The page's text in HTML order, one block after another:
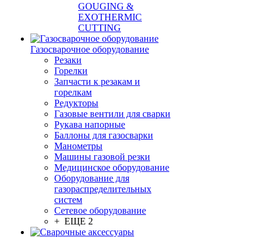
GOUGING &
EXOTHERMIC
CUTTING
Газосварочное оборудование
Резаки
Горелки
Запчасти к резакам и
горелкам
Редукторы
Газовые вентили для сварки
Рукава напорные
Баллоны для газосварки
Манометры
Машины газовой резки
Медицинское оборудование
Оборудование для
газораспределительных
систем
Сетевое оборудование
+ ЕЩЕ 2